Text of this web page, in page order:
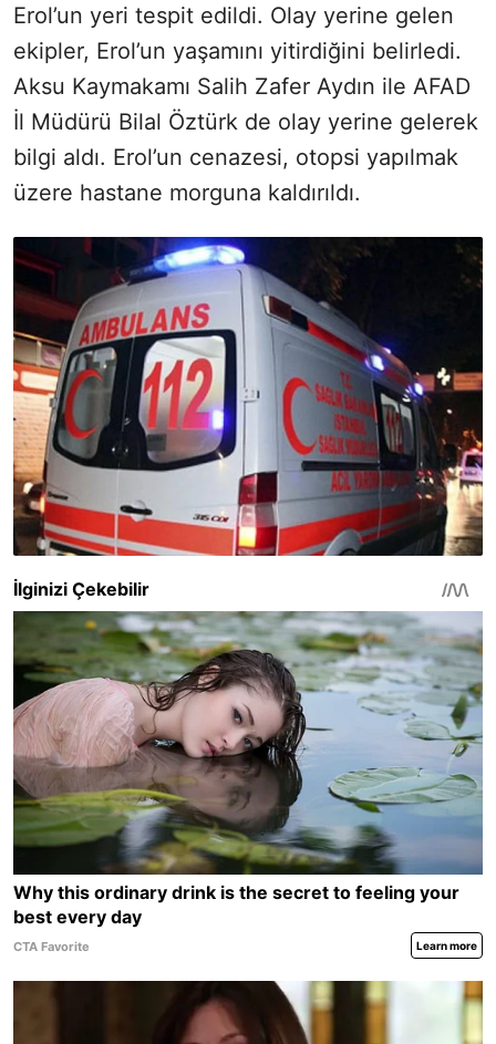
Erol’un yeri tespit edildi. Olay yerine gelen
ekipler, Erol’un yaşamını yitirdiğini belirledi.
Aksu Kaymakamı Salih Zafer Aydın ile AFAD
İl Müdürü Bilal Öztürk de olay yerine gelerek
bilgi aldı. Erol’un cenazesi, otopsi yapılmak
üzere hastane morguna kaldırıldı.